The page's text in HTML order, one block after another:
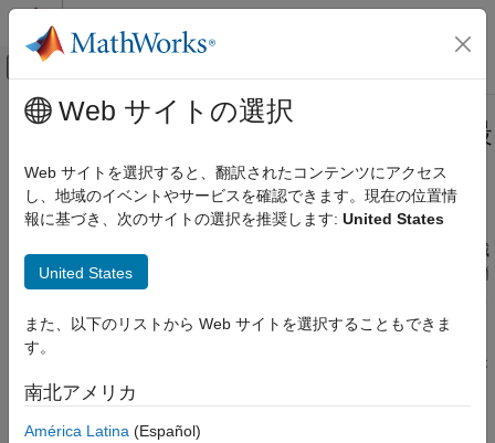
コンテンツへスキップ
オフキャンバス ナビゲーション メ
ドキュメンテーションのホーム
FPGA、ASIC、および SoC 開発
Fixed-Point Designer
固定小数点コードの生成
効率的なコードを生成するための最も簡潔な
項目一覧
キャスト用の丸めの最適化
メインコンテンツ
効率的なコードを生成するための最
も簡潔な丸めモードの使用
最も簡潔な丸めモードでは、さまざまな手法を組み合わせること
で、生成されたコードに余分な丸めコードを含める必要性を削減
または除去しようとします。ほとんどすべての場合には、最も簡
の丸めモードは、Simulink
でのみ使用可能です。
3 つの特定の基準を満たす特殊な除算では、負方向の丸めの方が
効率が高くなる場合があります。
固定小数点/符号付き整数の除算
Web サイトの選択
Web サイトを選択すると、翻訳されたコンテンツにアクセス
し、地域のイベントやサービスを確認できます。現在の位置情
報に基づき、次のサイトの選択を推奨します: United States
United States
また、以下のリストから Web サイトを選択することもできま
す。
南北アメリカ
América Latina (Español)